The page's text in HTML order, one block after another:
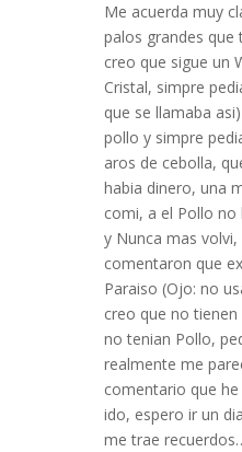
Me acuerda muy
palos grandes que
creo que sigue un
Cristal, simpre
que se llamaba
pollo y simpre
aros de cebolla,
habia dinero, una
comi, a el Pollo no
y Nunca mas
comentaron que
Paraiso (Ojo: no
creo que no
no tenian Pollo,
realmente me
comentario que
ido, espero ir un
me trae